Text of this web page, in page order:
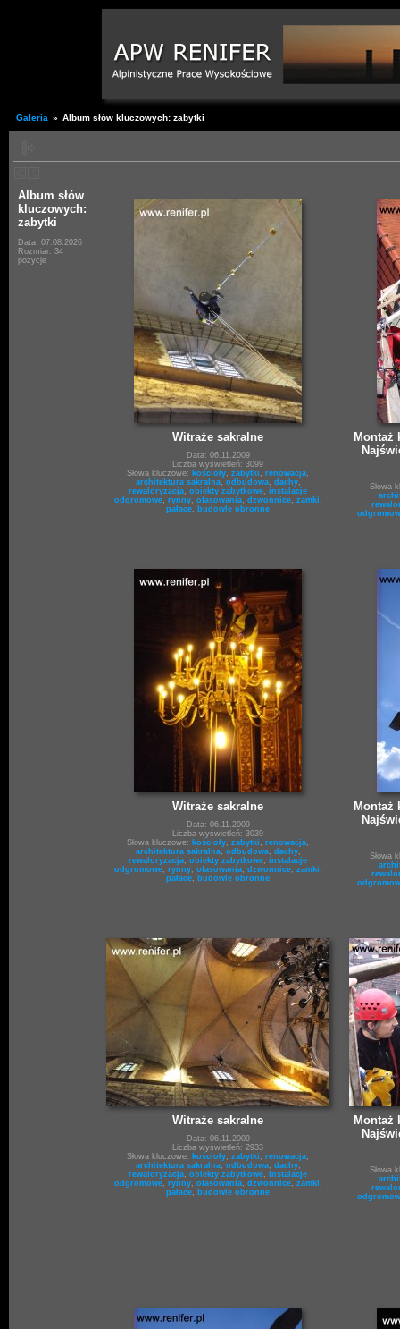
Galeria » Album słów kluczowych: zabytki
Album słów
kluczowych:
zabytki
Data: 07.08.2026
Rozmiar: 34
pozycje
Witraże sakralne
Data: 06.11.2009
Liczba wyświetleń: 3099
Słowa kluczowe: kościoły zabytki renowacja
architektura sakralna, odbudowa, dachy,
rewaloryzacja obiekty zabytkowe instalacje
odgromowe, rynny, ofasowania, dzwonnice, zamki
pałace
budowle obronne
Montaż
Słowa
Witraże sakralne
Data: 06.11.2009
Liczba wyświetleń: 3039
Słowa kluczowe: kościoły zabytki renowacja
architektura sakralna, odbudowa, dachy,
rewaloryzacja obiekty zabytkowe instalacje
odgromowe, rynny, ofasowania, dzwonnice, zamki
pałace
budowle obronne
Montaż
Słowa
Witraże sakralne
Data: 06.11.2009
Liczba wyświetleń: 2933
Słowa kluczowe: kościoły zabytki renowacja
architektura sakralna, odbudowa, dachy,
rewaloryzacja obiekty zabytkowe instalacje
odgromowe, rynny, ofasowania, dzwonnice, zamki
pałace
budowle obronne
Montaż
Słowa